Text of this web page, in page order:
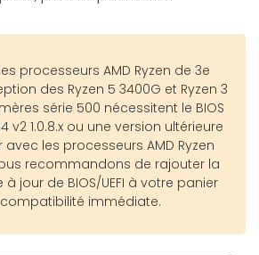
processeurs AMD Ryzen de 3e
des Ryzen 5 3400G et Ryzen 3
série 500 nécessitent le BIOS
v2 1.0.8.x ou une version ultérieure
les processeurs AMD Ryzen
recommandons de rajouter la
jour de BIOS/UEFI à votre panier
immédiate.